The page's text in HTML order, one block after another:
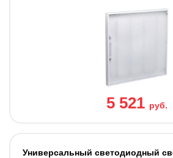
5 521 руб.
Универсальный светодиодный